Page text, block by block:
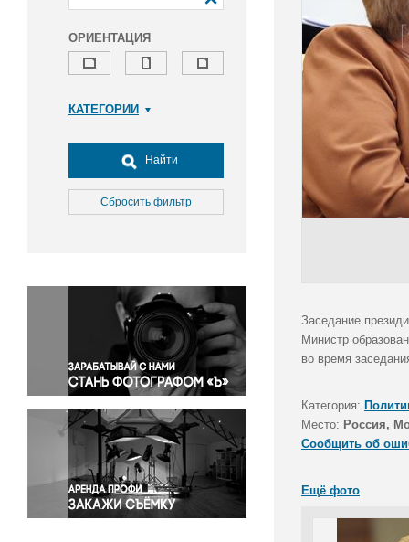
ОРИЕНТАЦИЯ
КАТЕГОРИИ
Досуг, туризм и отдых
Культура
Медицина
Окружающая среда
Политика
Правосудие
Происшествия и конфликты
Религия
Светская жизнь
Спорт
Экология
Экономика и бизнес
Найти
Сбросить фильтр
Заседание
Министр
во время
Категория:
Место: Россия,
Сообщить об
Ещё фото